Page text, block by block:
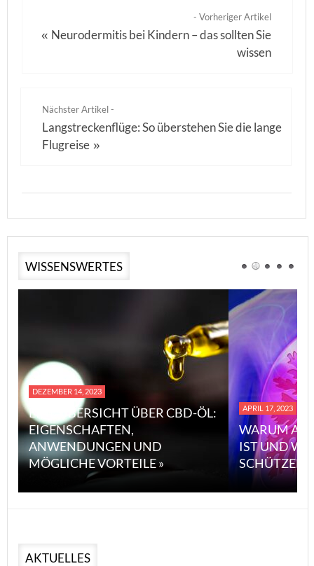
- Vorheriger Artikel
« Neurodermitis bei Kindern – das sollten Sie
wissen
Nächster Artikel -
Langstreckenflüge: So überstehen Sie die lange
Flugreise »
WISSENSWERTES
DEZEMBER 14, 2023
EINE ÜBERSICHT ÜBER CBD-ÖL:
EIGENSCHAFTEN,
ANWENDUNGEN UND
MÖGLICHE VORTEILE »
APRIL 17, 2023
WARUM
IST UND
SCHÜTZEN
AKTUELLES